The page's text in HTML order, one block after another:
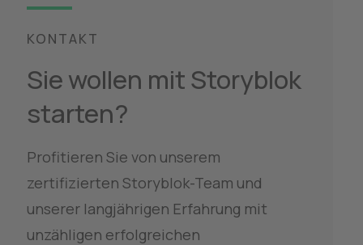
KONTAKT
Sie wollen mit Storyblok
starten?
Profitieren Sie von unserem
zertifizierten Storyblok-Team und
unserer langjährigen Erfahrung mit
unzähligen erfolgreichen